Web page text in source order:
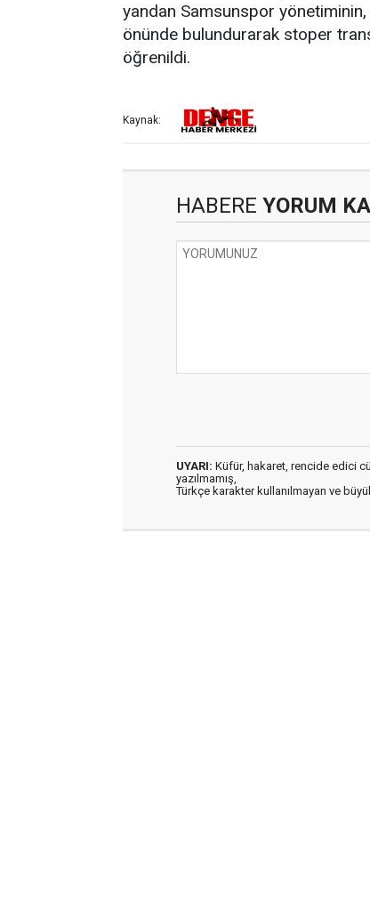
yandan Samsunspor yönetiminin,
önünde bulundurarak stoper
öğrenildi.
Kaynak:
HABERE YORUM
UYARI: Küfür, hakaret, rencide edici
yazılmamış,
Türkçe karakter kullanılmayan ve